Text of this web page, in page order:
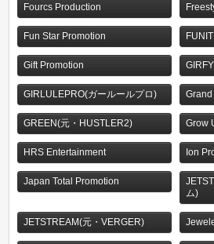
Fourcs Production
Fun Star Promotion
Gift Promotion
GIRLULEPRO(ガールールプロ)
GREEN(元・HUSTLER2) Grow
HRS Entertainment Ion
Japan Total Promotion
ム)
JETSTREAM(元・VERGER)